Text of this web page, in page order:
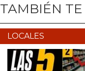
TAMBIÉN
LOCALES